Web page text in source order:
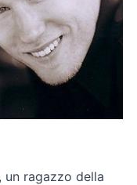
un ragazzo della